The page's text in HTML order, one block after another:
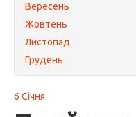
Вересень
Жовтень
Листопад
Грудень
6 Січня